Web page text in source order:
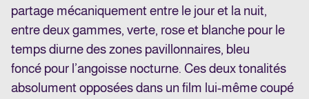
partage mécaniquement entre le jour et la nuit,
entre deux gammes, verte, rose et blanche pour le
temps diurne des zones pavillonnaires, bleu
foncé pour l’angoisse nocturne. Ces deux tonalités
absolument opposées dans un film lui-même coupé